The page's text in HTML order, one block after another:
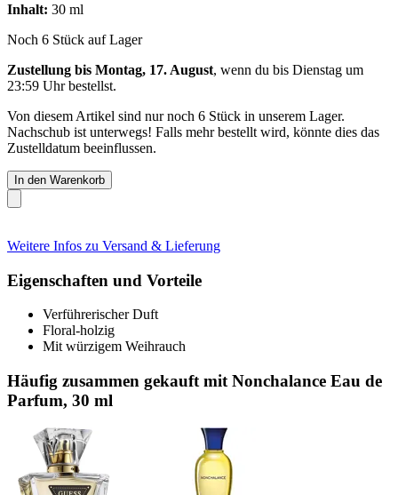
Inhalt: 30 ml
Noch 6 Stück auf Lager
Zustellung bis Montag, 17. August, wenn du bis Dienstag um
23:59 Uhrbestellst.
Von diesem Artikel sind nur noch 6 Stück in unserem Lager.
Nachschub ist unterwegs! Falls mehr bestellt wird, könnte dies das
Zustelldatum beeinflussen.
In den Warenkorb
Weitere Infos zu Versand & Lieferung
Eigenschaften und Vorteile
Verführerischer Duft
Floral-holzig
Mit würzigem Weihrauch
Häufig zusammen gekauft mit Nonchalance Eau de
Parfum, 30 ml